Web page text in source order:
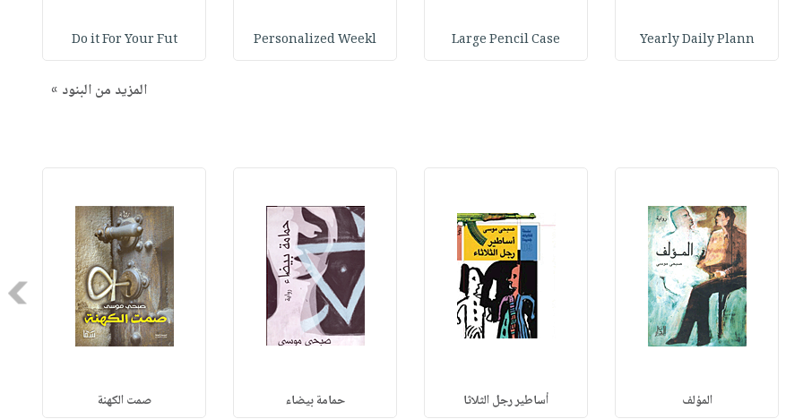
Yearly Daily Plann
Large Pencil Case
Personalized Weekl
Do it For Your Fut
المزيد من البنود »
المؤلف أساطير رجل الثلاثا حمامة بيضاء صمت الكهنة